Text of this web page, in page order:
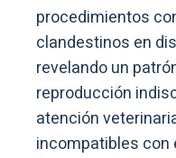
procedimientos
clandestinos en
revelando un
reproducción
atención
incompatibles con